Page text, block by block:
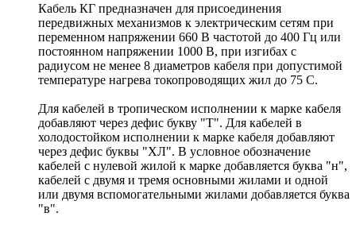
Кабель КГ предназначен для присоединения
передвижных механизмов к электрическим сетям при
переменном напряжении 660 В частотой до 400 Гц или
постоянном напряжении 1000 В, при изгибах с
радиусом не менее 8 диаметров кабеля при допустимой
температуре нагрева токопроводящих жил до 75 С.
Для кабелей в тропическом исполнении к марке кабеля
добавляют через дефис букву "Т". Для кабелей в
холодостойком исполнении к марке кабеля добавляют
через дефис буквы "ХЛ". В условное обозначение
кабелей с нулевой жилой к марке добавляется буква "н",
кабелей с двумя и тремя основными жилами и одной
или двумя вспомогательными жилами добавляется буква
"в".